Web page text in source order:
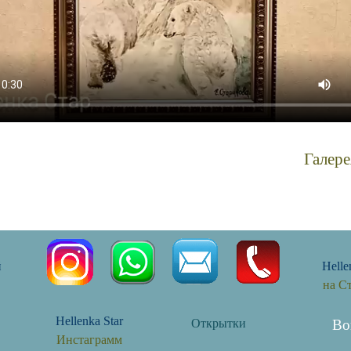
на
Hellenka Star
Инстаграмм
Открытки